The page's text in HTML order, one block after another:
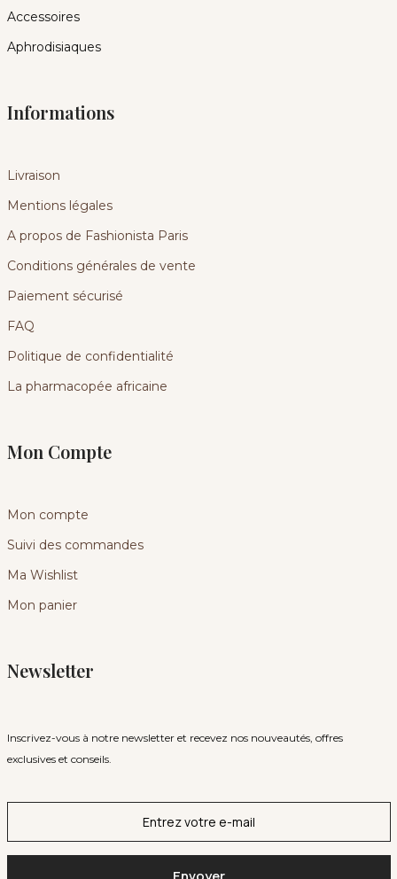
Accessoires
Aphrodisiaques
Informations
Livraison
Mentions légales
A propos de Fashionista Paris
Conditions générales de vente
Paiement sécurisé
FAQ
Politique de confidentialité
La pharmacopée africaine
Mon Compte
Mon compte
Suivi des commandes
Ma Wishlist
Mon panier
Newsletter
Inscrivez-vous à notre newsletter et recevez nos nouveautés, offres
exclusives et conseils.